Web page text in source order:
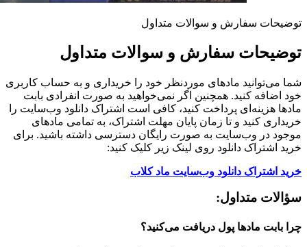
توضیحات سفارش و سوالات متداول
توضیحات سفارش و سوالات متداول
شما می‌توانید مادهای موردنظر خود را خریداری و به حساب کاربری
خود اضافه کنید. همچنین اگر نمی‌خواهید به صورت انفرادی بابت
مادها هزینه‌ای پرداخت کنید، کافی است اشتراک دانلود وب‌سایت را
خریداری کنید و تا زمان پایان مهلت اشتراک، به تمامی مادهای
موجود در وب‌سایت به صورت رایگان دسترسی داشته باشید. برای
خرید اشتراک دانلود روی لینک زیر کلیک کنید:
خرید اشتراک دانلود وب‌سایت ماد کلاب
سؤالات متداول:
چرا بابت مادها پول دریافت می‌کنید؟